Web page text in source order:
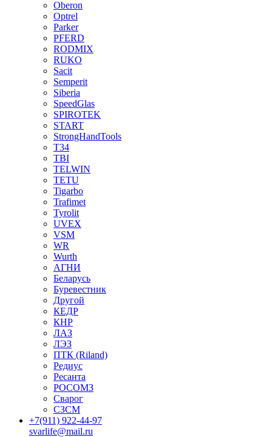
Oberon
Optrel
Parker
PFERD
RODMIX
RUKO
Sacit
Semperit
Siberia
SpeedGlas
SPIROTEK
START
StrongHandTools
T34
TBI
TELWIN
TETU
Tigarbo
Trafimet
Tyrolit
UVEX
VSM
WR
Wurth
АГНИ
Беларусь
Буревестник
Другой
КЕДР
КНР
ЛАЗ
ЛЭЗ
ПТК (Riland)
Редиус
Ресанта
РОСОМЗ
Сварог
СЗСМ
+7(911) 922-44-97
svarlife@mail.ru